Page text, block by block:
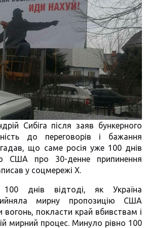
Сибіга після заяв бункерного
до переговорів і бажання
що саме росія уже 100 днів
США про 30-денне припинення
у соцмережі Х.
днів відтоді, як Україна
мирну пропозицію США
вогонь, покласти край вбивствам і
мирний процес. Минуло рівно 100